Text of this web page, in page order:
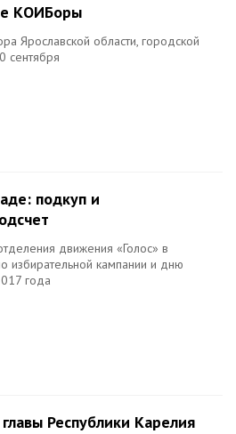
КОИБоры
Ярославской области, городской
сентября
подкуп и
движения «Голос» в
избирательной кампании и дню
года
Республики Карелия